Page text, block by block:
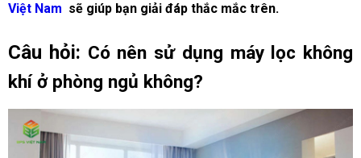
Việt Nam sẽ giúp bạn giải đáp thắc mắc trên.
Câu hỏi: Có nên sử dụng máy lọc không
khí ở phòng ngủ không?